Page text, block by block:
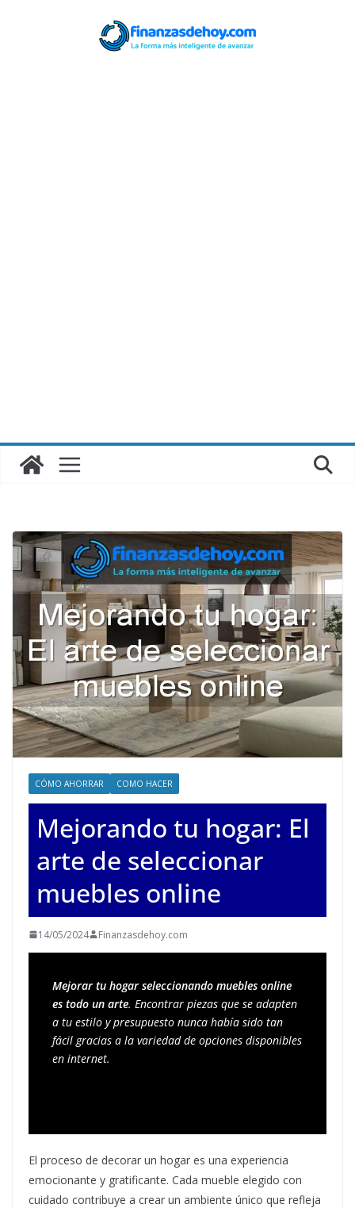
CÓMO AHORRAR COMO HACER
Mejorando tu hogar: El
arte de seleccionar
muebles online
14/05/2024 Finanzasdehoy.com
Mejorar tu hogar seleccionando muebles online
es todo un arte. Encontrar piezas que se adapten
a tu estilo y presupuesto nunca había sido tan
fácil gracias a la variedad de opciones disponibles
en internet.
El proceso de decorar un hogar es una experiencia
emocionante y gratificante. Cada mueble elegido con
cuidado contribuye a crear un ambiente único que refleja